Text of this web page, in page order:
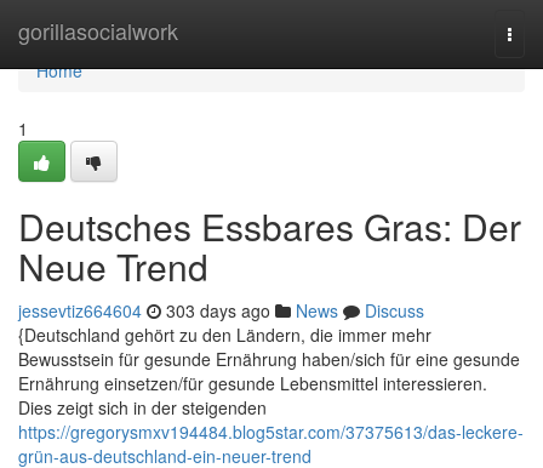
gorillasocialwork
Home
Home
1
Deutsches Essbares Gras: Der
Neue Trend
jessevtiz664604 303 days ago News
Discuss
{Deutschland gehört zu den Ländern, die immer mehr
Bewusstsein für gesunde Ernährung haben/sich für eine gesunde
Ernährung einsetzen/für gesunde Lebensmittel interessieren.
Dies zeigt sich in der steigenden
https://gregorysmxv194484.blog5star.com/37375613/das-leckere-
grün-aus-deutschland-ein-neuer-trend